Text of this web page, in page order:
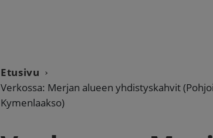
Etusivu
Verkossa: Merjan alueen yhdistyskahvit
Kymenlaakso)